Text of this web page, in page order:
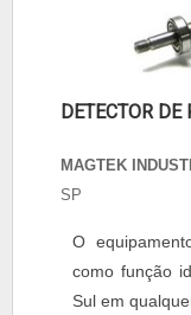
DETECTOR
MAGTEK
SP
O
como função
Sul em